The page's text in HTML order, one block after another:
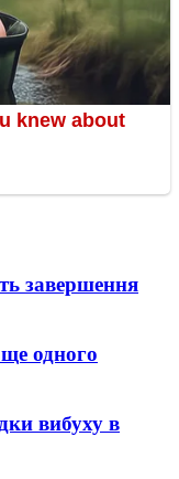
завершення
одного
вибуху в